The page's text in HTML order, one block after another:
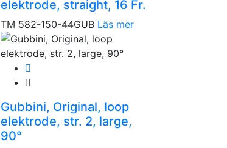
elektrode, straight, 16 Fr.
TM 582-150-44GUB Läs mer
Gubbini, Original, loop
elektrode, str. 2, large,
90°